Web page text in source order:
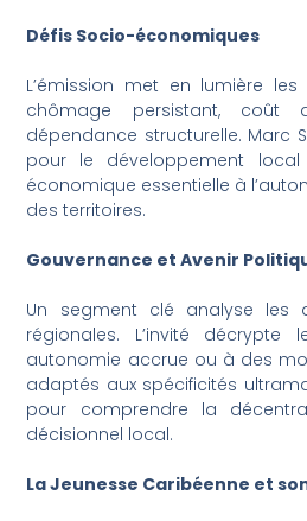
Défis Socio-économiques
L’émission met en lumière
chômage persistant,
dépendance structurelle. Marc
pour le développement
économique essentielle à
des territoires.
Gouvernance et Avenir
Un segment clé analyse les
régionales. L’invité
autonomie accrue ou à des
adaptés aux spécificités
pour comprendre la
décisionnel local.
La Jeunesse Caribéenne et